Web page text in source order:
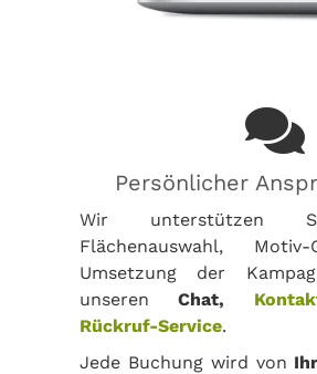
Persönlicher
Wir unterstützen
Flächenauswahl,
Umsetzung der
unserenChat,
Rückruf-Service.
Jede Buchung wird von